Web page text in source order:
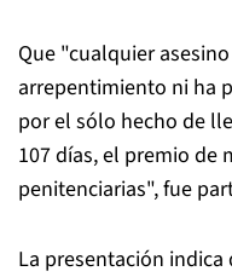
Que "cualquier
arrepentimiento ni ha
por el sólo hecho de
107 días, el premio de
penitenciarias", fue
La presentación